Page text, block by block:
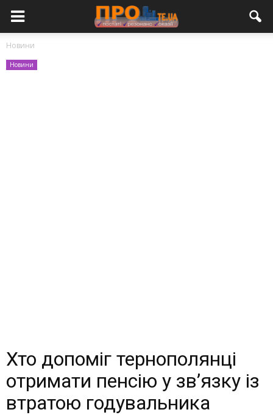
Новини
Новини
Хто допоміг тернополянці
отримати пенсію у зв’язку із
втратою годувальника